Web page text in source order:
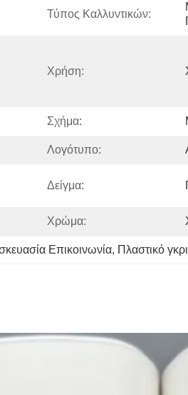
Τύπος Καλλυντικών:
Χρήση:
Σχήμα:
Λογότυπο:
Δείγμα:
Χρώμα:
Επικοινωνία, Πλαστικό